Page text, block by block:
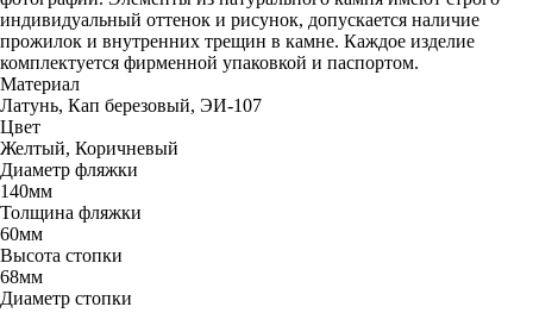
индивидуальный оттенок и рисунок, допускается наличие
прожилок и внутренних трещин в камне. Каждое изделие
комплектуется фирменной упаковкой и паспортом.
Материал
Латунь, Кап березовый, ЭИ-107
Цвет
Желтый, Коричневый
Диаметр фляжки
140мм
Толщина фляжки
60мм
Высота стопки
68мм
Диаметр стопки